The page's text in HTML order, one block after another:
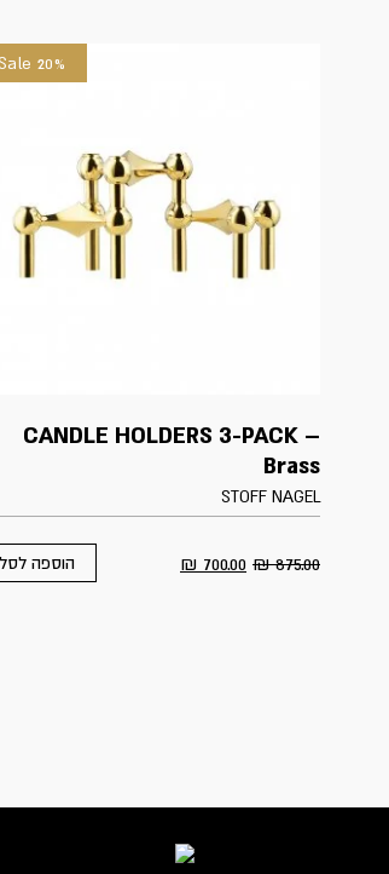
20%
CANDLE HOLDERS 3-PACK –
Brass
STOFF NAGEL
875.00
₪
700.00
₪ הוספה לסל